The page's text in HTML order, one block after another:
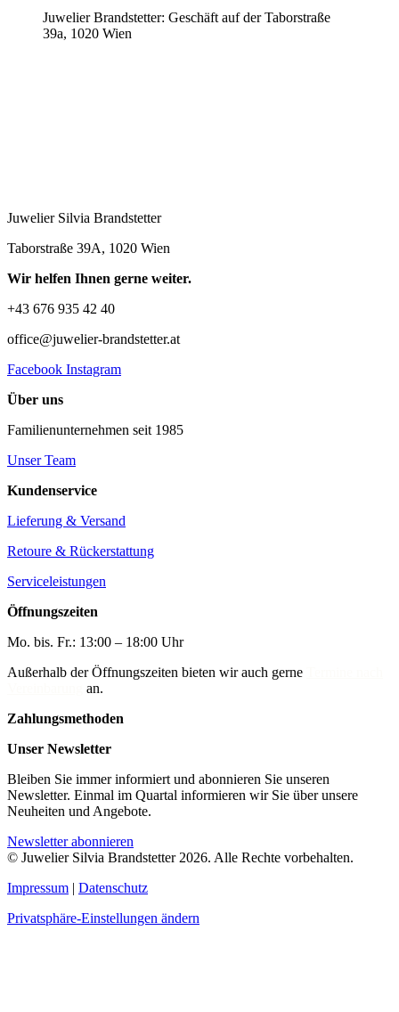
Juwelier Brandstetter: Geschäft auf der Taborstraße
39a, 1020 Wien
Juwelier Silvia Brandstetter
Taborstraße 39A, 1020 Wien
Wir helfen Ihnen gerne weiter.
+43 676 935 42 40
office@juwelier-brandstetter.at
Facebook Instagram
Über uns
Familienunternehmen seit 1985
Unser Team
Kundenservice
Lieferung & Versand
Retoure & Rückerstattung
Serviceleistungen
Öffnungszeiten
Mo. bis. Fr.: 13:00 – 18:00 Uhr
Außerhalb der Öffnungszeiten bieten wir auch gerne
an.
Zahlungsmethoden
Unser Newsletter
Bleiben Sie immer informiert und abonnieren Sie unseren
Newsletter. Einmal im Quartal informieren wir Sie über unsere
Neuheiten und Angebote.
Newsletter abonnieren
© Juwelier Silvia Brandstetter 2026. Alle Rechte vorbehalten.
Impressum | Datenschutz
Privatsphäre-Einstellungen ändern